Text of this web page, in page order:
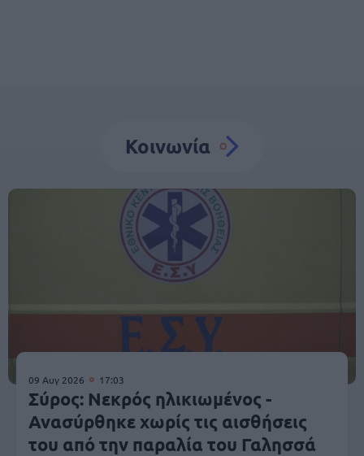
Κοινωνία
09 Αυγ 2026 17:03
Σύρος: Νεκρός ηλικιωμένος -
Ανασύρθηκε χωρίς τις αισθήσεις
του από την παραλία του Γαλησσά